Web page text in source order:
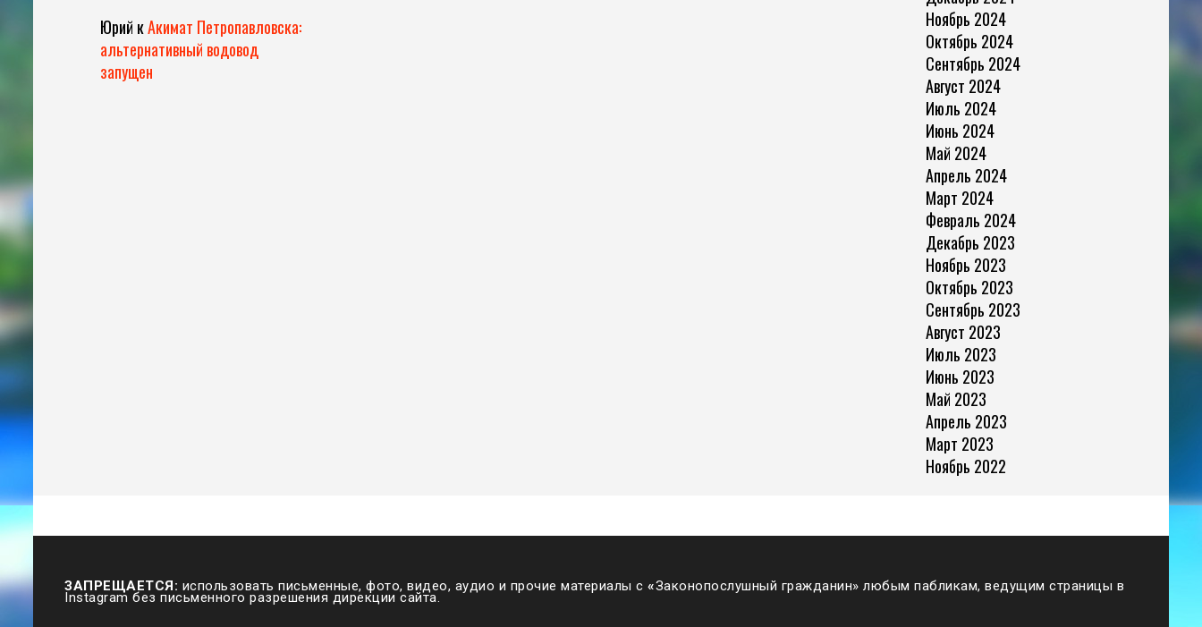
Юрий кАкимат Петропавловска:
альтернативный водовод
запущен
Ноябрь 2024
Октябрь 2024
Сентябрь 2024
Август 2024
Июль 2024
Июнь 2024
Май 2024
Апрель 2024
Март 2024
Февраль 2024
Декабрь 2023
Ноябрь 2023
Октябрь 2023
Сентябрь 2023
Август 2023
Июль 2023
Июнь 2023
Май 2023
Апрель 2023
Март 2023
Ноябрь 2022
ЗАПРЕЩАЕТСЯ: использовать письменные, фото, видео, аудио и прочие материалы с «Законопослушный гражданин» любым пабликам, ведущим страницы в
Instagram без письменного разрешения дирекции сайта.